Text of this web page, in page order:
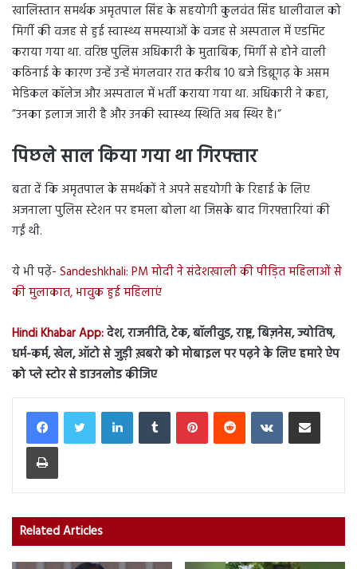
खालिस्तान समर्थक अमृतपाल सिंह के सहयोगी कुलवंत सिंह धालीवाल को
मिर्गी की वजह से हुई स्वास्थ्य समस्याओं के वजह से अस्पताल में एडमिट
कराया गया था. वरिष्ठ पुलिस अधिकारी के मुताबिक, मिर्गी से होने वाली
कठिनाई के कारण उन्हें उन्हें मंगलवार रात करीब 10 बजे डिब्रूगढ़ के असम
मेडिकल कॉलेज और अस्पताल में भर्ती कराया गया था. अधिकारी ने कहा,
”उनका इलाज जारी है और उनकी स्वास्थ्य स्थिति अब स्थिर है।”
पिछले साल किया गया था गिरफ्तार
बता दें कि अमृतपाल के समर्थकों ने अपने सहयोगी के रिहाई के लिए
अजनाला पुलिस स्टेशन पर हमला बोला था जिसके बाद गिरफ्तारियां की
गईं थी.
ये भी पढ़ें- Sandeshkhali: PM मोदी ने संदेशखाली की पीड़ित महिलाओं से
की मुलाकात, भावुक हुई महिलाएं
Hindi Khabar App:देश, राजनीति, टेक, बॉलीवुड, राष्ट्र, बिज़नेस, ज्योतिष,
धर्म-कर्म, खेल, ऑटो से जुड़ी ख़बरो को मोबाइल पर पढ़ने के लिए हमारे ऐप
को प्ले स्टोर से डाउनलोड कीजिए
LinkedInTumblr PinterestReddit VKontakteShare via Email
Print
Related Articles